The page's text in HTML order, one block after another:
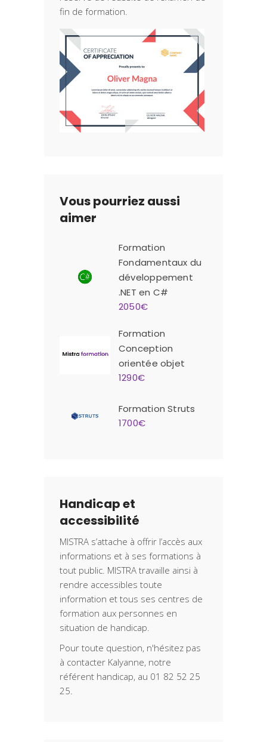
fin de formation.
Vous pourriez aussi
aimer
Formation
Fondamentaux du
développement
.NET en C#
2050€
Formation
Conception
orientée objet
1290€
Formation Struts
1700€
Handicap et
accessibilité
MISTRA s’attache à offrir l’accès aux
informations et à ses formations à
tout public. MISTRA travaille ainsi à
rendre accessibles toute
information et tous ses centres de
formation aux personnes en
situation de handicap.
Pour toute question, n'hésitez pas
à contacter Kalyanne, notre
référent handicap, au 01 82 52 25
25.